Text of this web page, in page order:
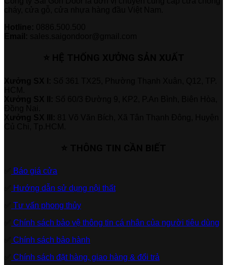
Báo giá cửa
Hướng dẫn sử dụng nội thất
Tư vấn phong thủy
Chính sách bảo vệ thông tin cá nhân của người tiêu dùng
Chính sách bảo hành
Chính sách đặt hàng, giao hàng & đổi trả